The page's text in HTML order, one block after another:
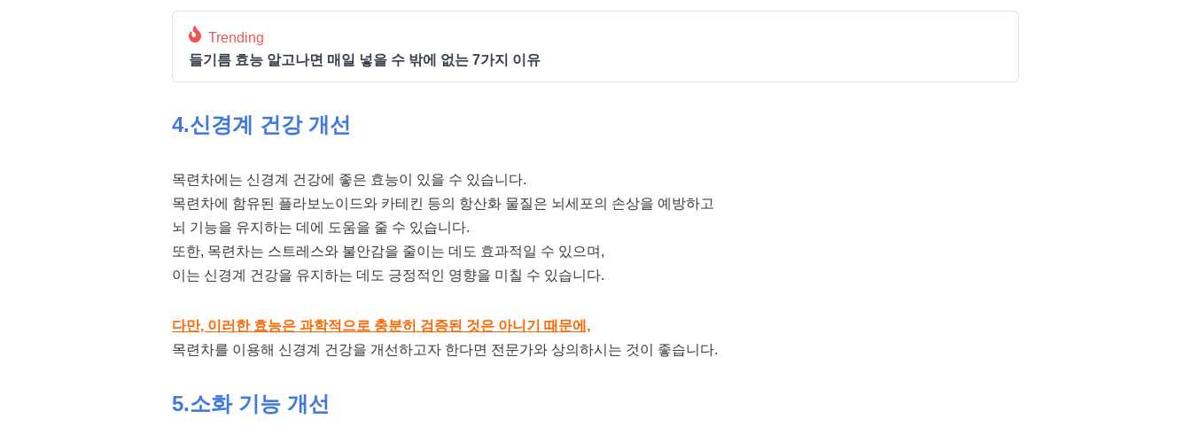
Trending
들기름 효능 알고나면 매일 넣을 수 밖에 없는 7가지 이유
4.신경계 건강 개선
목련차에는 신경계 건강에 좋은 효능이 있을 수 있습니다.
목련차에 함유된 플라보노이드와 카테킨 등의 항산화 물질은 뇌세포의 손상을 예방하고
뇌 기능을 유지하는 데에 도움을 줄 수 있습니다.
또한, 목련차는 스트레스와 불안감을 줄이는 데도 효과적일 수 있으며,
이는 신경계 건강을 유지하는 데도 긍정적인 영향을 미칠 수 있습니다.
다만, 이러한 효능은 과학적으로 충분히 검증된 것은 아니기 때문에,
목련차를 이용해 신경계 건강을 개선하고자 한다면 전문가와 상의하시는 것이 좋습니다.
5.소화 기능 개선